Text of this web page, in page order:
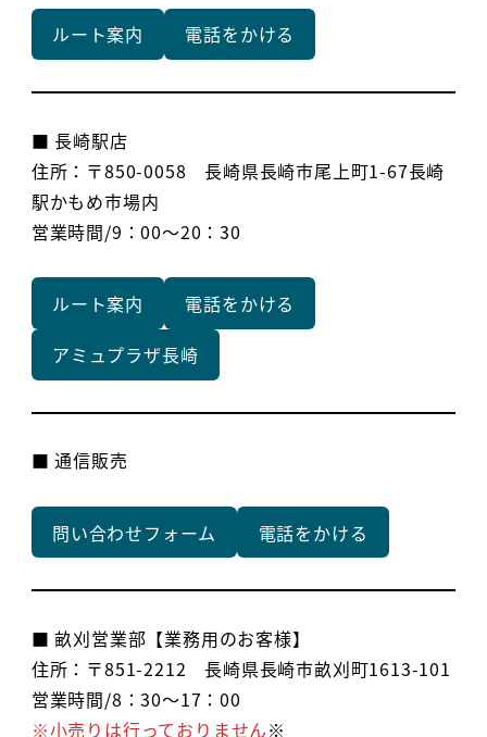
ルート案内 電話をかける
■ 長崎駅店
住所：〒850-0058 長崎県長崎市尾上町1-67長崎
駅かもめ市場内
営業時間/9：00～20：30
ルート案内
電話をかける
アミュプラザ長崎
■ 通信販売
問い合わせフォーム 電話をかける
■ 畝刈営業部【業務用のお客様】
住所：〒851-2212 長崎県長崎市畝刈町1613-101
営業時間/8：30～17：00
※小売りは行っておりません※